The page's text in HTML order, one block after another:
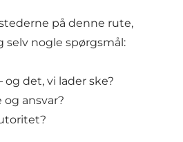
på denne rute,
selv nogle spørgsmål:
og det, vi lader ske?
og ansvar?